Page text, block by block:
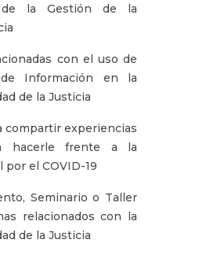
de la Gestión de la
con el uso de
Información en la
de la Justicia
compartir experiencias
hacerle frente a la
por el COVID-19
Seminario o Taller
relacionados con la
de la Justicia